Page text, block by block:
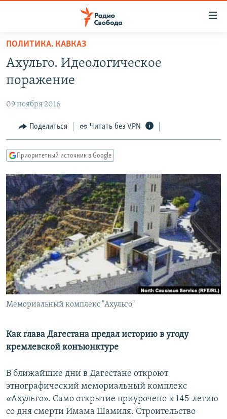
упрощенного
доступа
основному
Вернутся
главной
навигации
Вернутся
поиску
ПОДКАСТЫ
АВТОРСКИЕ ПРОЕКТЫ
ЦИТАТЫ СВОБОДЫ
МНЕНИЯ
IDEL.РЕАЛИИ
КАВКАЗ.РЕАЛИИ
СЕВЕР.РЕАЛИИ
СИБИРЬ.РЕАЛИИ
РАСПИСАНИЕ ВЕЩАНИЯ
ПОДПИШИТЕСЬ НА РАССЫЛКУ
СОЦИАЛЬНЫЕ СЕТИ
Все сайты РСЕ/РС
ПОЛИТИКА. КАВКАЗ
Ахульго. Идеологическое
поражение
09 ноября 2016
Поделиться Читать без VPN
Приоритетный источник в Google
Мемориальный комплекс "Ахульго"
Как глава Дагестана предал историю в угоду
кремлевской конъюнктуре
В ближайшие дни в Дагестане откроют
этнографический мемориальный комплекс
«Ахульго». Само открытие приурочено к 145-летию
со дня смерти Имама Шамиля. Строительство